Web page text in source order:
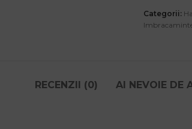
Categorii:
RECENZII (0) AI NEVOIE DE